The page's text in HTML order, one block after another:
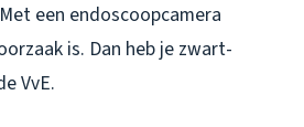
een endoscoopcamera
is. Dan heb je zwart-
VvE.